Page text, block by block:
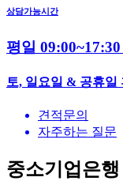
상담가능시간
평일 09:00~17:30
토, 일요일 & 공휴일
견적문의
자주하는 질문
중소기업은행